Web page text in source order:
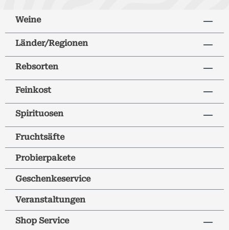
Weine
Länder/Regionen
Rebsorten
Feinkost
Spirituosen
Fruchtsäfte
Probierpakete
Geschenkeservice
Veranstaltungen
Shop Service